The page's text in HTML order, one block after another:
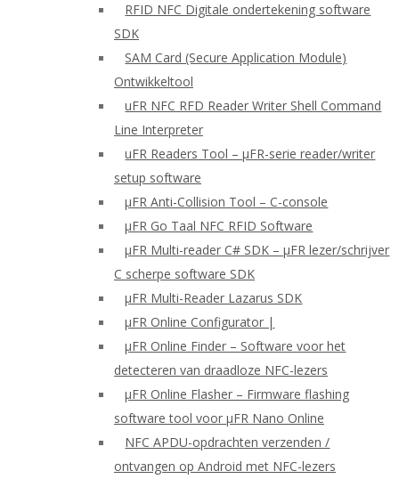
RFID NFC Digitale ondertekening software
SDK
SAM Card (Secure Application Module)
Ontwikkeltool
uFR NFC RFD Reader Writer Shell Command
Line Interpreter
uFR Readers Tool – μFR-serie reader/writer
setup software
μFR Anti-Collision Tool – C-console
μFR Go Taal NFC RFID Software
μFR Multi-reader C# SDK – μFR lezer/schrijver
C scherpe software SDK
μFR Multi-Reader Lazarus SDK
μFR Online Configurator |
μFR Online Finder – Software voor het
detecteren van draadloze NFC-lezers
μFR Online Flasher – Firmware flashing
software tool voor μFR Nano Online
NFC APDU-opdrachten verzenden /
ontvangen op Android met NFC-lezers